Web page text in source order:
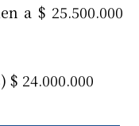
a $ 25.500.000
24.000.000